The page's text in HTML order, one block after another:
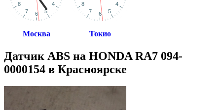
Москва Токио
Датчик ABS на HONDA RA7 094-
0000154 в Красноярске